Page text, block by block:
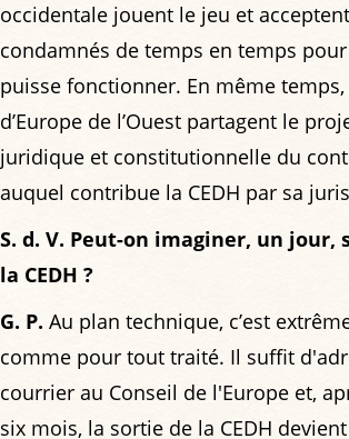
occidentale jouent le jeu et
condamnés de temps en temps
puisse fonctionner. En même temps,
d’Europe de l’Ouest partagent le
juridique et constitutionnelle du
auquel contribue la CEDH par sa
S. d. V. Peut-on imaginer, un jour,
la CEDH ?
G. P. Au plan technique, c’est
comme pour tout traité. Il suffit
courrier au Conseil de l'Europe et,
six mois, la sortie de la CEDH